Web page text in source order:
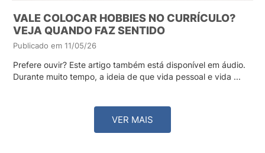
VALE COLOCAR HOBBIES NO CURRÍCULO?
VEJA QUANDO FAZ SENTIDO
Publicado em 11/05/26
Prefere ouvir? Este artigo também está disponível em áudio.
Durante muito tempo, a ideia de que vida pessoal e vida ...
VER MAIS